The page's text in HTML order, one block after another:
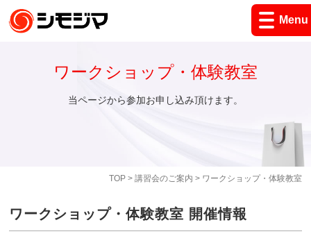
Menu
TOP> 講習会のご案内 > ワークショップ・体験教室
ワークショップ・体験教室
当ページから参加お申し込み頂けます。
ワークショップ・体験教室 開催情報